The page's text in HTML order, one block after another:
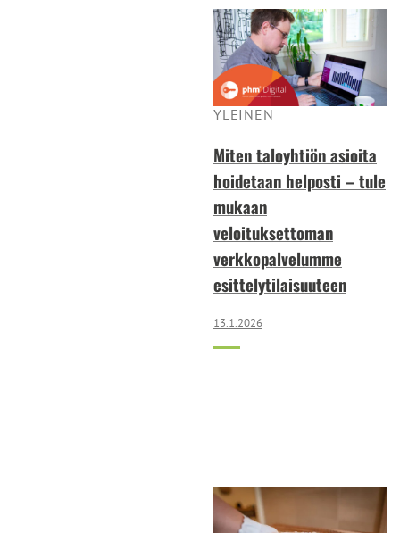
YLEINEN
Miten taloyhtiön asioita
hoidetaan helposti – tule
mukaan
veloituksettoman
verkkopalvelumme
esittelytilaisuuteen
13.1.2026